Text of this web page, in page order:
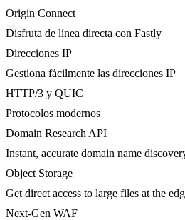
Origin Connect
Disfruta de línea directa con Fastly
Direcciones IP
Gestiona fácilmente las direcciones IP
HTTP/3 y QUIC
Protocolos modernos
Domain Research API
Instant, accurate domain name
Object Storage
Get direct access to large files at the
Next-Gen WAF